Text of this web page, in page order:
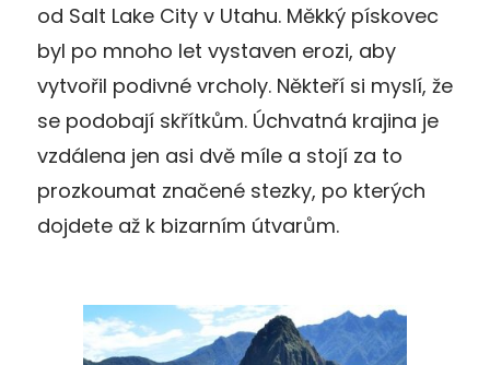
od Salt Lake City v Utahu. Měkký pískovec
byl po mnoho let vystaven erozi, aby
vytvořil podivné vrcholy. Někteří si myslí, že
se podobají skřítkům. Úchvatná krajina je
vzdálena jen asi dvě míle a stojí za to
prozkoumat značené stezky, po kterých
dojdete až k bizarním útvarům.